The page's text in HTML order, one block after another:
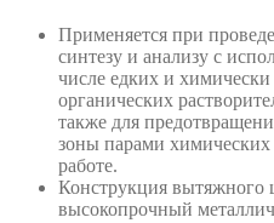
Применяется при
синтезу и анализу с
числе едких и
органических
также для
зоны парами
работе.
Конструкция вытяжного
высокопрочный